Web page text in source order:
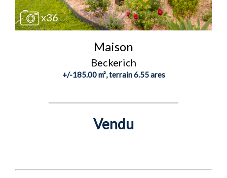
x36
Maison
Beckerich
+/-185.00 m², terrain 6.55 ares
Vendu